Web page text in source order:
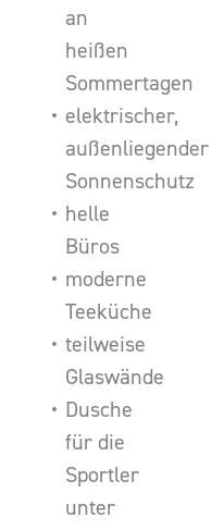
an
heißen
Sommertagen
elektrischer,
außenliegender
Sonnenschutz
helle
Büros
moderne
Teeküche
teilweise
Glaswände
Dusche
für die
Sportler
unter